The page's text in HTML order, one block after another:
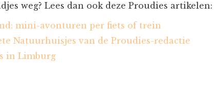
weg? Lees dan ook deze Proudies artikelen:
mini-avonturen per fiets of trein
Natuurhuisjes van de Proudies-redactie
in Limburg